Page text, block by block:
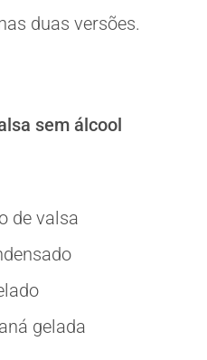
duas versões.
sem álcool
de valsa
gelada